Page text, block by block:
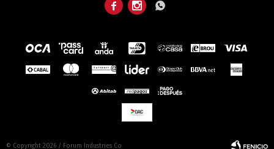
  
© Copyright 2026 / Forum Industries Co